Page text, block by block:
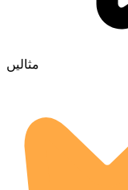
مثالیں